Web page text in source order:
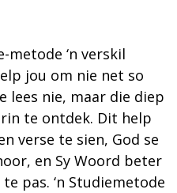
metode ‘n verskil
jou om nie net so
lees nie, maar die diep
te ontdek. Dit help
verse te sien, God se
en Sy Woord beter
pas. ‘n Studiemetode